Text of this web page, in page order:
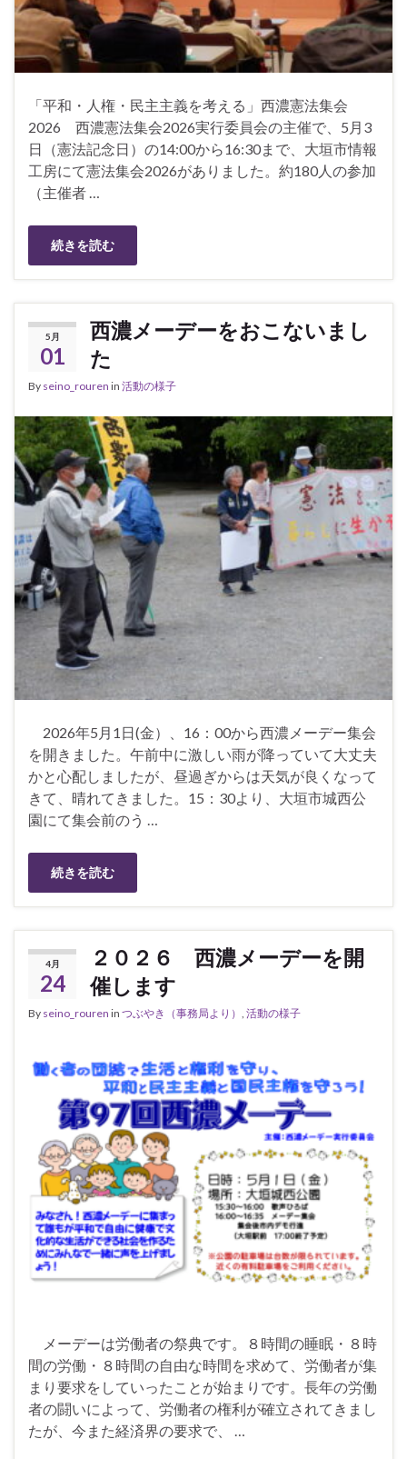
「平和・人権・民主主義を考える」西濃憲法集会
2026 西濃憲法集会2026実行委員会の主催で、5月3
日（憲法記念日）の14:00から16:30まで、大垣市情報
工房にて憲法集会2026がありました。約180人の参加
（主催者 …
続きを読む
5月
01
西濃メーデーをおこないまし
た
By seino_rouren in 活動の様子
2026年5月1日(金）、16：00から西濃メーデー集会
を開きました。午前中に激しい雨が降っていて大丈夫
かと心配しましたが、昼過ぎからは天気が良くなって
きて、晴れてきました。15：30より、大垣市城西公
園にて集会前のう …
続きを読む
4月
24
２０２６ 西濃メーデーを開
催します
By seino_rouren in つぶやき（事務局より） 活動の様子
メーデーは労働者の祭典です。８時間の睡眠・８時
間の労働・８時間の自由な時間を求めて、労働者が集
まり要求をしていったことが始まりです。長年の労働
者の闘いによって、労働者の権利が確立されてきまし
たが、今また経済界の要求で、 …